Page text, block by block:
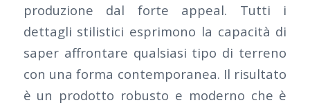
produzione dal forte appeal. Tutti i
dettagli stilistici esprimono la capacità di
saper affrontare qualsiasi tipo di terreno
con una forma contemporanea. Il risultato
è un prodotto robusto e moderno che è